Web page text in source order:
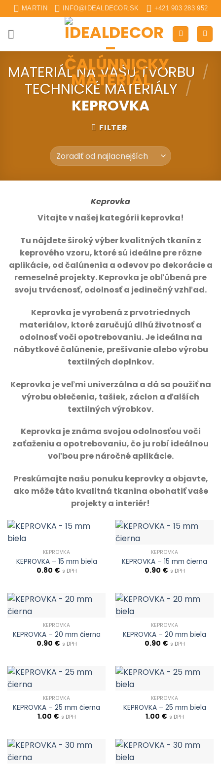
Skip
to
content
MARTIN INFO@IDEALDECOR.SK +421 903 283 952
MATERIÁL NA VAŠU TVORBU /
TECHNICKÉ MATERIÁLY /
KEPROVKA
FILTER
Keprovka
Vitajte v našej kategórii keprovka!
Tu nájdete široký výber kvalitných tkanín z
keprového vzoru, ktoré sú ideálne pre rôzne
aplikácie, od čalúnenia a odevov po dekorácie a
remeselné projekty.Keprovka je obľúbená pre
svoju trvácnosť, odolnosť a jedinečný vzhľad.
Keprovka je vyrobená z prvotriednych
materiálov, ktoré zaručujú dlhú životnosť a
odolnosť voči opotrebovaniu. Je ideálna na
nábytkové čalúnenie, prešívanie alebo výrobu
textilných doplnkov.
Keprovka je veľmi univerzálna a dá sa použiť na
výrobu oblečenia, tašiek, záclon a ďalších
textilných výrobkov.
Keprovka je známa svojou odolnosťou voči
zaťaženiu a opotrebovaniu, čo ju robí ideálnou
voľbou pre náročné aplikácie.
Preskúmajte našu ponuku keprovky a objavte,
ako môže táto kvalitná tkanina obohatiť vaše
projekty a interiér!
KEPROVKA
KEPROVKA – 15 mm biela
0.80 € s DPH
KEPROVKA
KEPROVKA – 15 mm čierna
0.90 € s DPH
KEPROVKA
KEPROVKA – 20 mm čierna
0.90 € s DPH
KEPROVKA
KEPROVKA – 20 mm biela
0.90 € s DPH
KEPROVKA
KEPROVKA – 25 mm čierna
1.00 € s DPH
KEPROVKA
KEPROVKA – 25 mm biela
1.00 € s DPH